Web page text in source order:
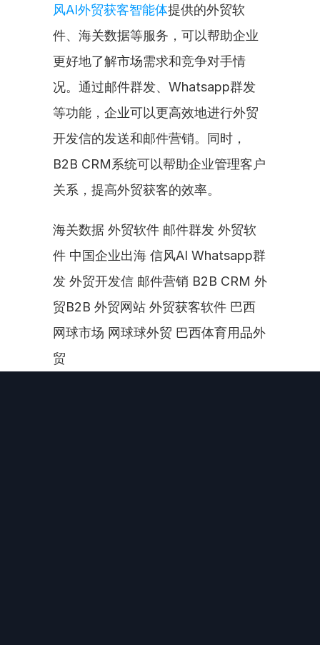
风AI外贸获客智能体提供的外贸软
件、海关数据等服务，可以帮助企业
更好地了解市场需求和竞争对手情
况。通过邮件群发、Whatsapp群发
等功能，企业可以更高效地进行外贸
开发信的发送和邮件营销。同时，
B2B CRM系统可以帮助企业管理客户
关系，提高外贸获客的效率。
海关数据 外贸软件 邮件群发 外贸软
件 中国企业出海 信风AI Whatsapp群
发 外贸开发信 邮件营销 B2B CRM 外
贸B2B 外贸网站 外贸获客软件 巴西
网球市场 网球球外贸 巴西体育用品外
贸